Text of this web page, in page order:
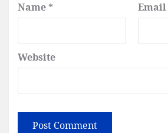
Name * Email
Website